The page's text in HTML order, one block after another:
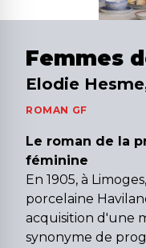
Femmes
Elodie
ROMAN GF
Le roman de la
féminine
En 1905, à
porcelaine
acquisition d'une
synonyme de